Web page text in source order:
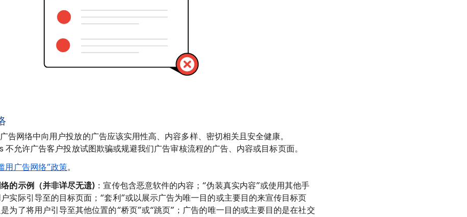
告网络中向用户投放的广告应该实用性高、内容多样、密切相关且安全健康。
不允许广告客户投放试图欺骗或规避我们广告审核流程的广告、内容或目标页面。
用广告网络”政策。
的示例（并非详尽无遗) ：宣传包含恶意软件的内容；“伪装真实内容”或使用其他手
实际引导至的目标页面；“套利”或以展示广告为唯一目的或主要目的来宣传目标页
为了将用户引导至其他位置的“桥页”或“跳页”；广告的唯一目的或主要目的是在社交